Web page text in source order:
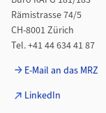
Rämistrasse 74/5
CH-8001 Zürich
Tel. +41 44 634 41 87
E-Mail an das MRZ
LinkedIn